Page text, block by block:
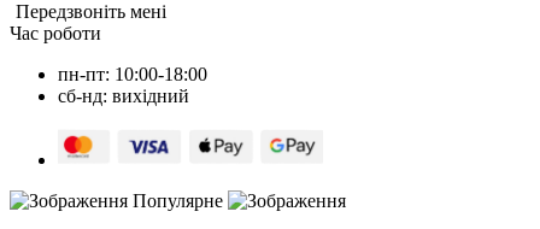
Передзвоніть мені
Час роботи
пн-пт: 10:00-18:00
сб-нд: вихідний
Популярне